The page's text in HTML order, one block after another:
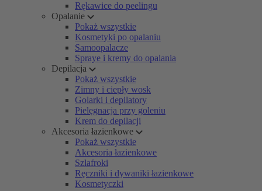
Rękawice do peelingu
Opalanie
Pokaż wszystkie
Kosmetyki po opalaniu
Samoopalacze
Spraye i kremy do opalania
Depilacja
Pokaż wszystkie
Zimny i ciepły wosk
Golarki i depilatory
Pielęgnacja przy goleniu
Krem do depilacji
Akcesoria łazienkowe
Pokaż wszystkie
Akcesoria łazienkowe
Szlafroki
Ręczniki i dywaniki łazienkowe
Kosmetyczki